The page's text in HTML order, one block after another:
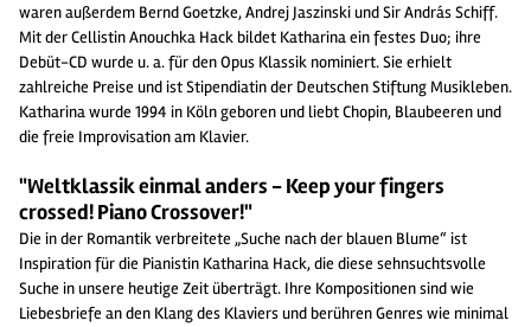
waren außerdem Bernd Goetzke, Andrej Jaszinski und Sir András Schiff.
Mit der Cellistin Anouchka Hack bildet Katharina ein festes Duo; ihre
Debüt-CD wurde u. a. für den Opus Klassik nominiert. Sie erhielt
zahlreiche Preise und ist Stipendiatin der Deutschen Stiftung Musikleben.
Katharina wurde 1994 in Köln geboren und liebt Chopin, Blaubeeren und
die freie Improvisation am Klavier.
"Weltklassik einmal anders - Keep your fingers
crossed! Piano Crossover!"
Die in der Romantik verbreitete „Suche nach der blauen Blume“ ist
Inspiration für die Pianistin Katharina Hack, die diese sehnsuchtsvolle
Suche in unsere heutige Zeit überträgt. Ihre Kompositionen sind wie
Liebesbriefe an den Klang des Klaviers und berühren Genres wie minimal